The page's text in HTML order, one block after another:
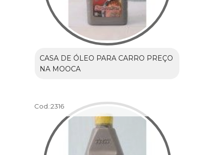
CASA DE ÓLEO PARA CARRO PREÇO
NA MOOCA
Cod.:2316